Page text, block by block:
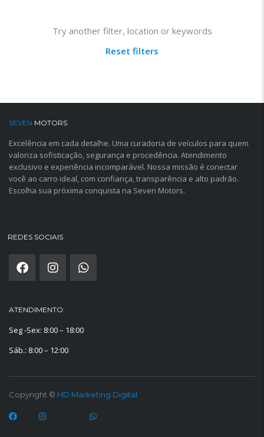
Try another filter, location or keywords
Reset filters
SEVEN MOTORS
Excelência em cada detalhe. Uma curadoria de veículos para quem
valoriza sofisticação, segurança e procedência. Atendimento
exclusivo e experiência incomparável. Nossa missão é conectar
você ao carro ideal, com confiança, transparência e alto padrão.
Escolha sua próxima conquista na Seven Motors.
REDES SOCIAIS
ATENDIMENTO:
Seg -Sex: 8:00 – 18:00
Sáb.: 8:00 – 12:00
Copyright © HD Marketing Digital